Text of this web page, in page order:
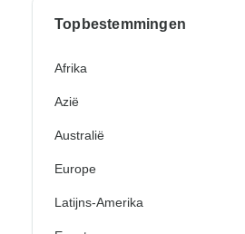
Topbestemmingen
Afrika
Azië
Australië
Europe
Latijns-Amerika